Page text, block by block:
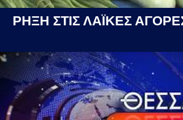
ΡΗΞΗ ΣΤΙΣ ΛΑΪΚΕΣ